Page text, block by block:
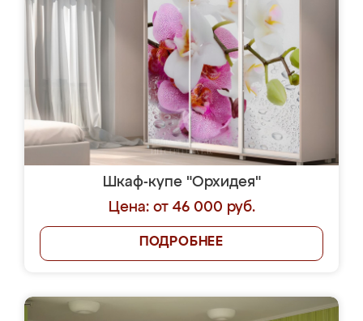
Шкаф-купе "Орхидея"
Цена: от 46 000 руб.
ПОДРОБНЕЕ